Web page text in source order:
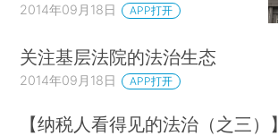
2014年09月18日 APP打开
关注基层法院的法治生态
2014年09月18日 APP打开
【纳税人看得见的法治（之三）】